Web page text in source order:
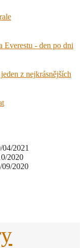
Everestu - den po dni
z nejkrásnějších
04/2021
2020
09/2020